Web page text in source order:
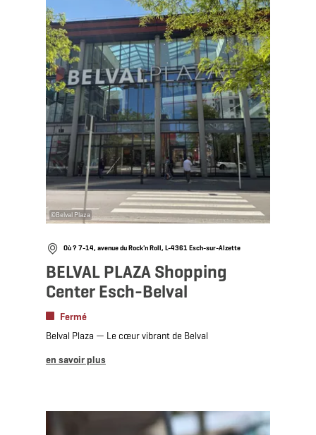
©Belval Plaza
Où ? 7-14, avenue du Rock'n Roll, L-4361 Esch-sur-Alzette
BELVAL PLAZA Shopping
Center Esch-Belval
Fermé
Belval Plaza — Le cœur vibrant de Belval
en savoir plus